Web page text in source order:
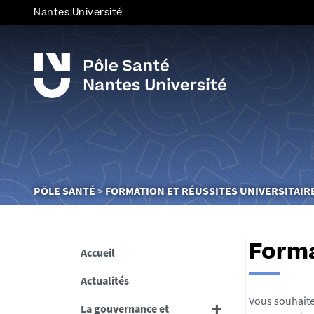
Nantes Université
Vous
êtes
PÔLE SANTÉ FORMATION ET RÉUSSITES
Accueil
Actualités
La gouvernance et
Vous